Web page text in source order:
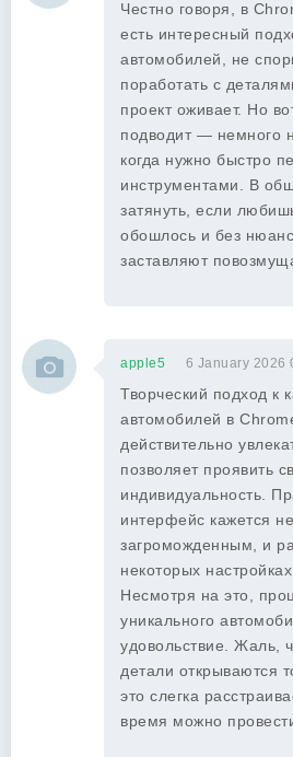
Честно говоря, в
есть интересный
автомобилей, не
поработать с
проект оживает. Но
подводит — немного
когда нужно быстро
инструментами. В
затянуть, если
обошлось и без
заставляют
apple5 6 January 2026
Творческий подход к
автомобилей в
действительно
позволяет проявить
индивидуальность.
интерфейс кажется
загроможденным, и
некоторых
Несмотря на это,
уникального
удовольствие. Жаль,
детали открываются
это слегка
время можно